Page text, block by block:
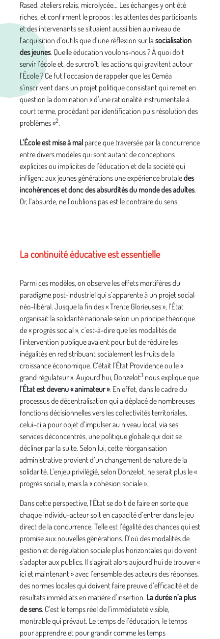
Rased, ateliers relais, microlycée… Les échanges y ont été
riches, et confirment le propos : les attentes des participants
et des intervenants se situaient aussi bien au niveau de
l’acquisition d’outils que d’une réflexion sur la socialisation
des jeunes. Quelle éducation voulons-nous ? À quoi doit
servir l’école et, de surcroît, les actions qui gravitent autour
l’École ? Ce fut l’occasion de rappeler que les Ceméa
s’inscrivent dans un projet politique consistant qui remet en
question la domination « d’une rationalité instrumentale à
court terme, procédant par identification puis résolution des
problèmes »2.
L’École est mise à mal parce que traversée par la concurrence
entre divers modèles qui sont autant de conceptions
explicites ou implicites de l’éducation et de la société qui
infligent aux jeunes générations une expérience brutaledes
incohérences et donc des absurdités du monde des adultes.
Or, l’absurde, ne l’oublions pas est le contraire du sens.
La continuité éducative est essentielle
Parmi ces modèles, on observe les effets mortifères du
paradigme post-industriel qui s’apparente à un projet social
néo-libéral. Jusque la fin des « Trente Glorieuses », l’État
organisait la solidarité nationale selon un principe théorique
de « progrès social », c’est-à-dire que les modalités de
l’intervention publique avaient pour but de réduire les
inégalités en redistribuant socialement les fruits de la
croissance économique. C’était l’État Providence ou le «
grand régulateur ». Aujourd’hui, Donzelot3 nous explique que
l’État est devenu « animateur ». En effet, dans le cadre du
processus de décentralisation qui a déplacé de nombreuses
fonctions décisionnelles vers les collectivités territoriales,
celui-ci a pour objet d’impulser au niveau local, via ses
services déconcentrés, une politique globale qui doit se
décliner par la suite. Selon lui, cette réorganisation
administrative provient d’un changement de nature de la
solidarité. L’enjeu privilégié, selon Donzelot, ne serait plus le «
progrès social », mais la « cohésion sociale ».
Dans cette perspective, l’État se doit de faire en sorte que
chaque individu-acteur soit en capacité d’entrer dans le jeu
direct de la concurrence. Telle est l’égalité des chances qui est
promise aux nouvelles générations. D’où des modalités de
gestion et de régulation sociale plus horizontales qui doivent
s’adapter aux publics. Il s’agirait alors aujourd’hui de trouver «
ici et maintenant » avec l’ensemble des acteurs des réponses,
des normes locales qui doivent faire preuve d’efficacité et de
résultats immédiats en matière d’insertion. La durée n’a plus
de sens. C’est le temps réel de l’immédiateté visible,
montrable qui prévaut. Le temps de l’éducation, le temps
pour apprendre et pour grandir comme les temps